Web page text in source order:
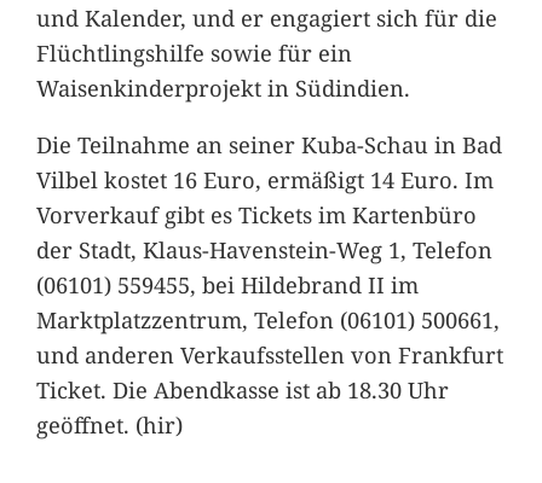
und Kalender, und er engagiert sich für die
Flüchtlingshilfe sowie für ein
Waisenkinderprojekt in Südindien.
Die Teilnahme an seiner Kuba-Schau in Bad
Vilbel kostet 16 Euro, ermäßigt 14 Euro. Im
Vorverkauf gibt es Tickets im Kartenbüro
der Stadt, Klaus-Havenstein-Weg 1, Telefon
(06101) 559455, bei Hildebrand II im
Marktplatzzentrum, Telefon (06101) 500661,
und anderen Verkaufsstellen von Frankfurt
Ticket. Die Abendkasse ist ab 18.30 Uhr
geöffnet. (hir)